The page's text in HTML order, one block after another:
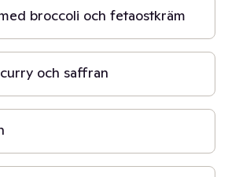
broccoli och fetaostkräm
och saffran